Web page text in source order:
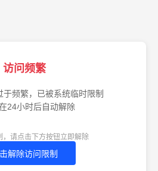
访问频繁
于频繁，已被系统临时限制
24小时后自动解除
，请点击下方按钮立即解除
解除访问限制